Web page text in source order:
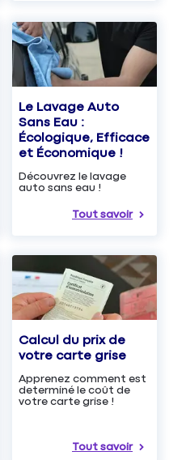
Le Lavage Auto
Sans Eau :
Écologique, Efficace
et Économique !
Découvrez le lavage
auto sans eau !
Tout savoir
Calcul du prix de
votre carte grise
Apprenez comment est
determiné le coût de
votre carte grise !
Tout savoir